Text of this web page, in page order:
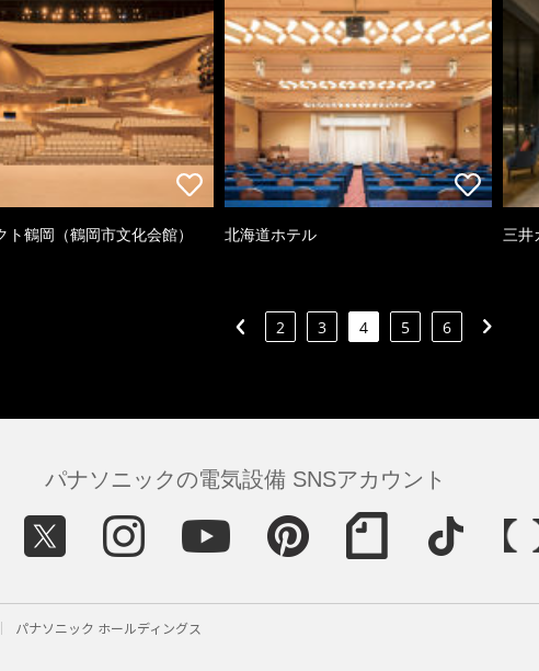
ト鶴岡（鶴岡市文化会館） 北海道ホテル 三井
2 3 4 5 6
パナソニックの電気設備 SNSアカウント
パナソニック ホールディングス